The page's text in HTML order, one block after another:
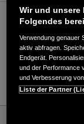
Verkauf /
02358/
E-Mail
Wir und unsere
Folgendes
Verwendung genauer
aktiv abfragen.
Endgerät.
und der Performance
und Verbesserung
Liste der Partner